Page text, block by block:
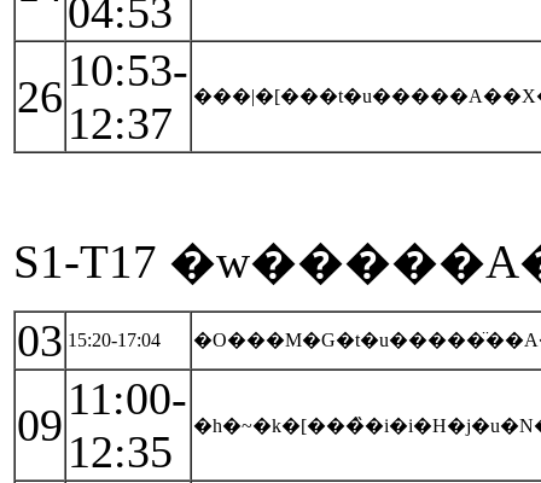
04:53
26
10:53-
12:37
S1-T17
03 15:20-17:04
09
11:00-
12:35